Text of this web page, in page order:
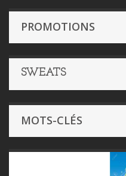
PROMOTIONS
SWEATS
MOTS-CLÉS